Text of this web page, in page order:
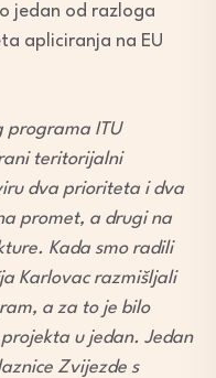
jedan od razloga
apliciranja na EU
programa ITU
teritorijalni
dva prioriteta i dva
promet, a drugi na
Kada smo radili
Karlovac razmišljali
a za to je bilo
u jedan. Jedan
Zvijezde s